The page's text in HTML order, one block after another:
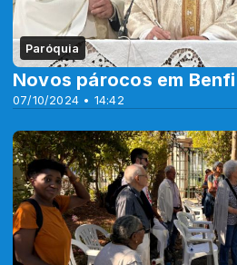
Paróquia
07/10/2024 • 14:42
Novos párocos em